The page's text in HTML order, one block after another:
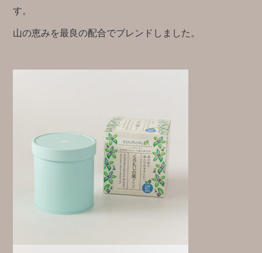
す。
山の恵みを最良の配合でブレンドしました。